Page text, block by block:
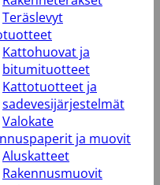
Teräslevyt
Kattohuovat ja
bitumituotteet
Kattotuotteet ja
sadevesijärjestelmät
Valokate
ja muovit
Aluskatteet
Rakennusmuovit